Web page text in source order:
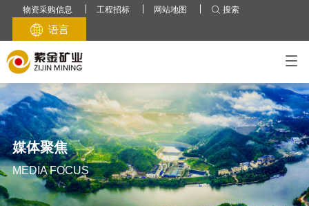
物资采购信息 工程招标 网站地图  搜索
 语言
公司简介
关于我们
公司简介
发展战略
生态系统
全球产业
紫金在全球
业务
铜
金
锌（铅）
银
其他
中国项目
巨龙铜矿
多宝山/铜山铜矿
紫金山铜金矿
阿舍勒铜矿
雄村铜矿
朱诺铜矿
义兴寨金矿
陇南紫金
贵州紫金
萨瓦亚尔顿金矿
海域金矿
可持续发展
商业道德
气候变化
环境与生态
水资源
生态保护
投资者中心
业绩报告
年度报告
半年报告
季度报告
路演材料
2025业绩
媒体中心
紫金新闻
媒体聚焦
紫金BLOG
紫金视频
人才招聘
社会招聘
校园招聘
紫金人
媒体聚焦
MEDIA FOCUS